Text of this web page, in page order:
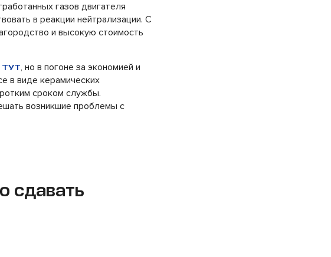
газов двигателя
в реакции нейтрализации. С
и высокую стоимость
ТУТ, но в погоне за экономией и
в виде керамических
сроком службы.
возникшие проблемы с
сдавать